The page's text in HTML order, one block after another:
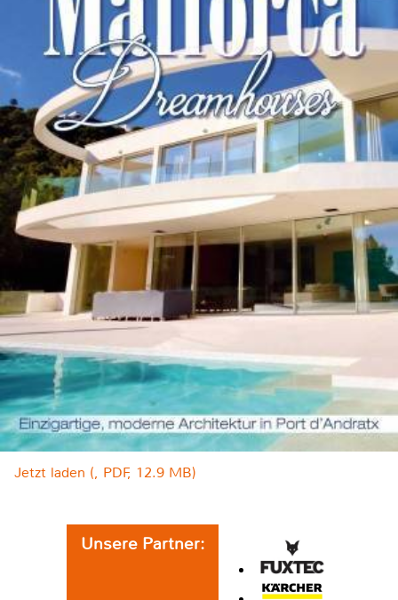
Jetzt laden (, PDF, 12.9 MB)
Unsere Partner: